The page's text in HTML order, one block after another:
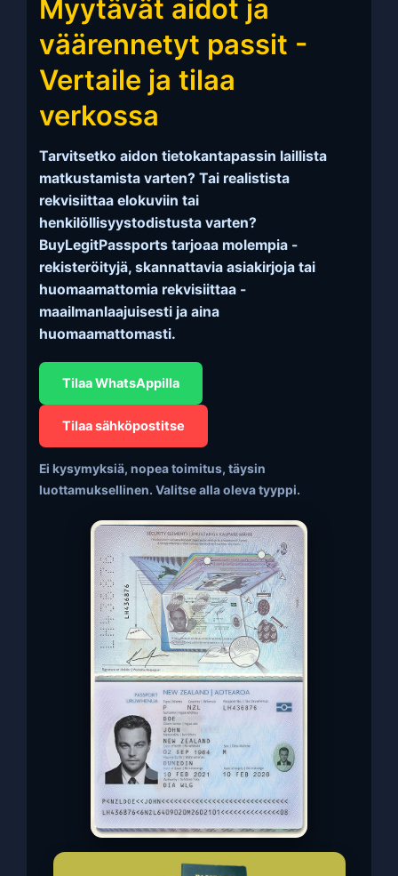
Myytävät aidot ja
väärennetyt passit -
Vertaile ja tilaa
verkossa
Tarvitsetko aidon tietokantapassin laillista
matkustamista varten? Tai realistista
rekvisiittaa elokuviin tai
henkilöllisyystodistusta varten?
BuyLegitPassports tarjoaa molempia -
rekisteröityjä, skannattavia asiakirjoja tai
huomaamattomia rekvisiittaa -
maailmanlaajuisesti ja aina
huomaamattomasti.
Tilaa WhatsAppilla
Tilaa sähköpostitse
Ei kysymyksiä, nopea toimitus, täysin
luottamuksellinen. Valitse alla oleva tyyppi.